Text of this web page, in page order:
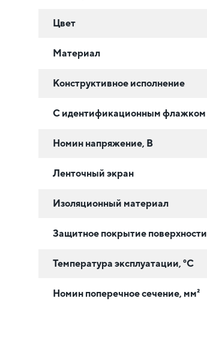
Цвет
Материал
Конструктивное исполнение
С идентификационным флажком
Номин напряжение, В
Ленточный экран
Изоляционный материал
Защитное покрытие поверхности
Температура эксплуатации, °C
Номин поперечное сечение, мм²